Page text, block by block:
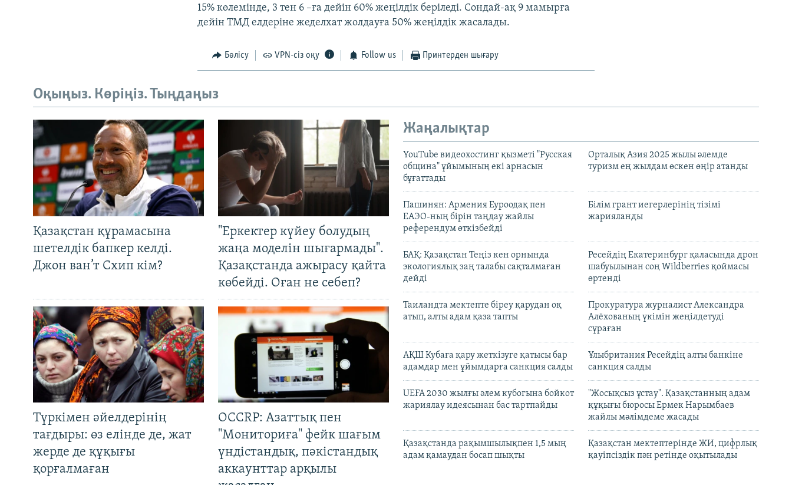
15% көлемінде, 3 тен 6 –ға дейін 60% жеңілдік беріледі. Сондай-ақ 9 мамырға
дейін ТМД елдеріне жеделхат жолдауға 50% жеңілдік жасалады.
Бөлісу VPN-сіз оқу Follow us Принтерден шығару
Оқыңыз. Көріңіз. Тыңдаңыз
Қазақстан құрамасына
шетелдік бапкер келді.
Джон ван’т Схип кім?
"Еркектер күйеу болудың
жаңа моделін шығармады".
Қазақстанда ажырасу қайта
көбейді. Оған не себеп?
Түркімен әйелдерінің
тағдыры: өз елінде де, жат
жерде де құқығы
қорғалмаған
OCCRP: Азаттық пен
"Мониториға" фейк шағым
үндістандық, пәкістандық
аккаунттар арқылы
Жаңалықтар
YouTube видеохостинг қызметі "Русская
община" ұйымының екі арнасын
бұғаттады
Орталық Азия 2025 жылы әлемде
туризм ең жылдам өскен өңір атанды
Пашинян: Армения Еуроодақ пен
ЕАЭО-ның бірін таңдау жайлы
референдум өткізбейді
Білім грант иегерлерінің тізімі
жарияланды
БАҚ: Қазақстан Теңіз кен орнында
экологиялық заң талабы сақталмаған
дейді
Ресейдің Екатеринбург қаласында дрон
шабуылынан соң Wildberries қоймасы
өртенді
Таиландта мектепте біреу қарудан оқ
атып, алты адам қаза тапты
Прокуратура журналист Александра
Алёхованың үкімін жеңілдетуді
сұраған
АҚШ Кубаға қару жеткізуге қатысы бар
адамдар мен ұйымдарға санкция салды
Ұлыбритания Ресейдің алты банкіне
санкция салды
UEFA 2030 жылғы әлем кубогына бойкот
жариялау идеясынан бас тартпайды
"Жосықсыз ұстау". Қазақстанның адам
құқығы бюросы Ермек Нарымбаев
жайлы мәлімдеме жасады
Қазақстанда рақымшылықпен 1,5 мың
адам қамаудан босап шықты
Қазақстан мектептерінде ЖИ, цифрлық
қауіпсіздік пән ретінде оқытылады